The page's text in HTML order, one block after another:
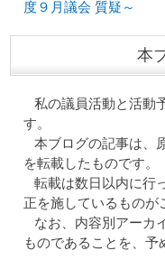
度９月議会 質疑～
本
私の議員活動と活動
す。
本ブログの記事は、
を転載したものです。
転載は数日以内に行
正を施しているものが
なお、内容別アーカ
ものであることを、予